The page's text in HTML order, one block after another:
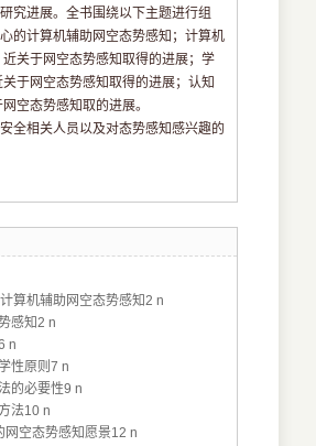
究进展。全书围绕以下主题进行组
的计算机辅助网空态势感知；计算机
关于网空态势感知取得的进展；学
于网空态势感知取得的进展；认知
空态势感知取的进展。
全相关人员以及对态势感知感兴趣的
算机辅助网空态势感知2 n
感知2 n
n
性原则7 n
的必要性9 n
法10 n
网空态势感知愿景12 n